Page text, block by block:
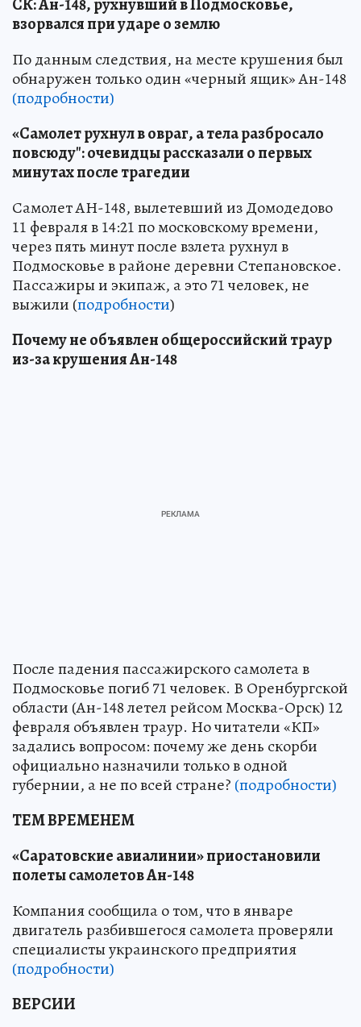
взорвался при ударе о землю
По данным следствия, на месте крушения был
обнаружен только один «черный ящик» Ан-148
(подробности)
«Самолет рухнул в овраг, а тела разбросало
повсюду": очевидцы рассказали о первых
минутах после трагедии
Самолет АН-148, вылетевший из Домодедово
11 февраля в 14:21 по московскому времени,
через пять минут после взлета рухнул в
Подмосковье в районе деревни Степановское.
Пассажиры и экипаж, а это 71 человек, не
выжили (подробности)
Почему не объявлен общероссийский траур
из-за крушения Ан-148
После падения пассажирского самолета в
Подмосковье погиб 71 человек. В Оренбургской
области (Ан-148 летел рейсом Москва-Орск) 12
февраля объявлен траур. Но читатели «КП»
задались вопросом: почему же день скорби
официально назначили только в одной
губернии, а не по всей стране? (подробности)
ТЕМ ВРЕМЕНЕМ
«Саратовские авиалинии» приостановили
полеты самолетов Ан-148
Компания сообщила о том, что в январе
двигатель разбившегося самолета проверяли
специалисты украинского предприятия
(подробности)
ВЕРСИИ